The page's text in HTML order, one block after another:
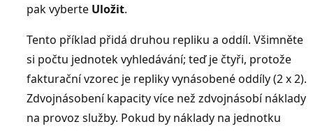
pak vyberte Uložit.
Tento příklad přidá druhou repliku a oddíl. Všimněte
si počtu jednotek vyhledávání; teď je čtyři, protože
fakturační vzorec je repliky vynásobené oddíly (2 x 2).
Zdvojnásobení kapacity více než zdvojnásobí náklady
na provoz služby. Pokud by náklady na jednotku